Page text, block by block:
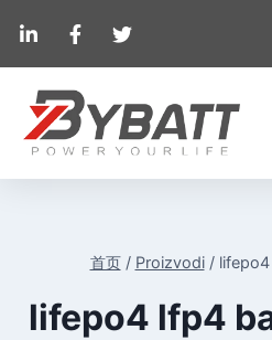
首页 / Proizvodi /
lifepo4 lfp4